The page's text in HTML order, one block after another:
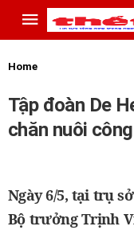
Home
Tập đoàn De
chăn nuôi
Ngày 6/5, tại trụ
Bộ trưởng Trịnh